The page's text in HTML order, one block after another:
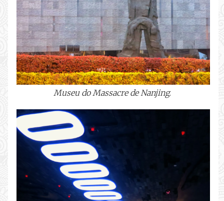
Museu do Massacre de Nanjing.